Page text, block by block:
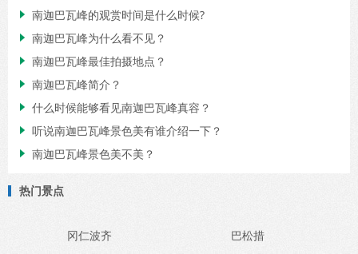
 南迦巴瓦峰的观赏时间是什么时候?
 南迦巴瓦峰为什么看不见？
 南迦巴瓦峰最佳拍摄地点？
 南迦巴瓦峰简介？
 什么时候能够看见南迦巴瓦峰真容？
 听说南迦巴瓦峰景色美有谁介绍一下？
 南迦巴瓦峰景色美不美？
热门景点
冈仁波齐 巴松措